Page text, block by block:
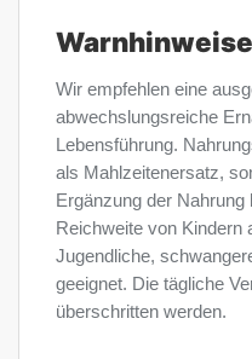
Warnhinweise
Wir empfehlen eine
abwechslungsreiche
Lebensführung.
als Mahlzeitenersatz,
Ergänzung der
Reichweite von Kindern
Jugendliche,
geeignet. Die tägliche
überschritten werden.